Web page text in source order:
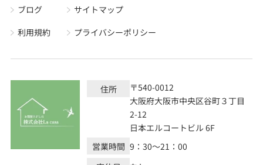
ブログ
利用規約
サイトマップ
プライバシーポリシー
住所
〒540-0012
大阪府大阪市中央区谷町３丁目
2-12
日本エルコートビル 6F
営業時間 9：30～21：00